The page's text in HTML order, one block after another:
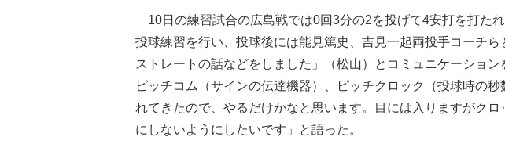
10日の練習試合の広島戦では0回3分の2を投げて4安打を打た
投球練習を行い、投球後には能見篤史、吉見一起両投手コーチら
ストレートの話などをしました」（松山）とコミュニケーション
ピッチコム（サインの伝達機器）、ピッチクロック（投球時の
れてきたので、やるだけかなと思います。目には入りますがク
にしないようにしたいです」と語った。